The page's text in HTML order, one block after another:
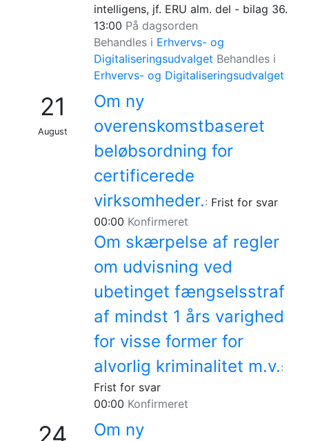
intelligens, jf. ERU alm. del - bilag 36.
13:00 På dagsorden
Behandles i Erhvervs- og
Digitaliseringsudvalget Behandles i
Erhvervs- og Digitaliseringsudvalget
21
August
Om ny
overenskomstbaseret
beløbsordning for
certificerede
virksomheder.: Frist for svar
00:00 Konfirmeret
Om skærpelse af regler
om udvisning ved
ubetinget fængselsstraf
af mindst 1 års varighed
for visse former for
alvorlig kriminalitet m.v.:
Frist for svar
00:00 Konfirmeret
Om ny